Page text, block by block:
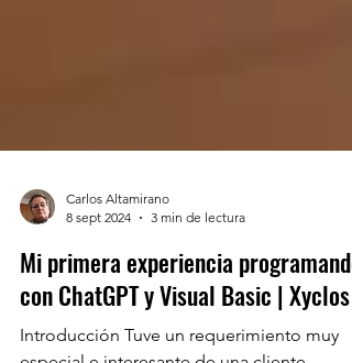
8 sept 2024
3 min de lectura
Mi primera experiencia programando
con ChatGPT y Visual Basic | Xyclos